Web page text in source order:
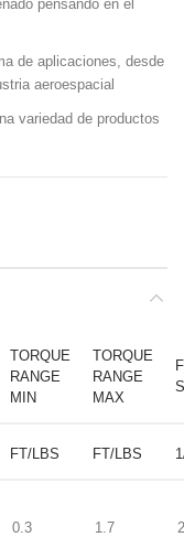
pensando en el
de aplicaciones, desde
aeroespacial
variedad de productos
TORQUE
RANGE
MIN
TORQUE
RANGE
MAX
FT/LBS FT/LBS
0.3 1.7